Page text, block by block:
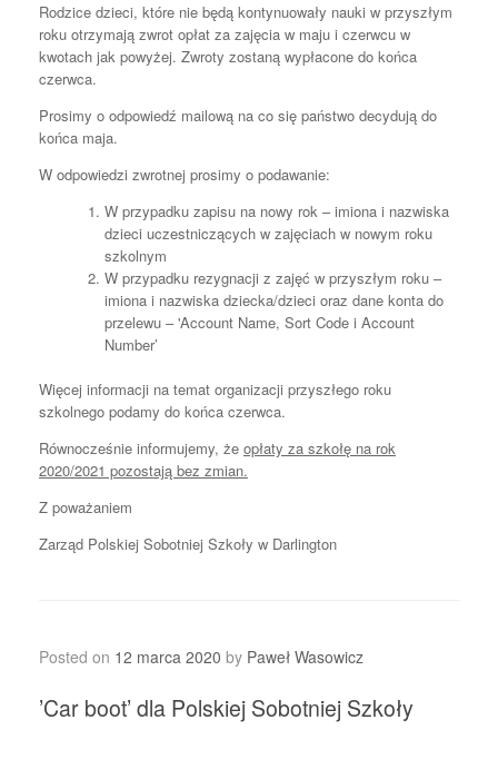
Rodzice dzieci, które nie będą kontynuowały nauki w przyszłym
roku otrzymają zwrot opłat za zajęcia w maju i czerwcu w
kwotach jak powyżej. Zwroty zostaną wypłacone do końca
czerwca.
Prosimy o odpowiedź mailową na co się państwo decydują do
końca maja.
W odpowiedzi zwrotnej prosimy o podawanie:
W przypadku zapisu na nowy rok – imiona i nazwiska
dzieci uczestniczących w zajęciach w nowym roku
szkolnym
W przypadku rezygnacji z zajęć w przyszłym roku –
imiona i nazwiska dziecka/dzieci oraz dane konta do
przelewu – 'Account Name, Sort Code i Account
Number’
Więcej informacji na temat organizacji przyszłego roku
szkolnego podamy do końca czerwca.
Równocześnie informujemy, że opłaty za szkołę na rok
2020/2021 pozostają bez zmian.
Z poważaniem
Zarząd Polskiej Sobotniej Szkoły w Darlington
Posted on 12 marca 2020 by Paweł Wasowicz
’Car boot’ dla Polskiej Sobotniej Szkoły